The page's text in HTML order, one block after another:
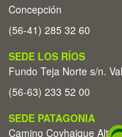
Concepción
(56-41) 285 32 60
SEDE LOS RÍOS
Fundo Teja Norte s/n.
(56-63) 233 52 00
SEDE PATAGONIA
Camino Coyhaique Alto